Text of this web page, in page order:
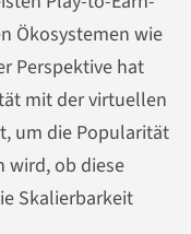
Ökosystemen wie
Perspektive hat
mit der virtuellen
um die Popularität
wird, ob diese
Skalierbarkeit